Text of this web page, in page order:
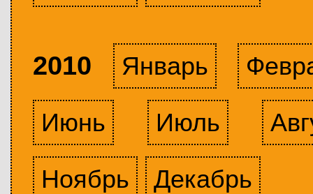
2010 Январь
Июнь
Июль
Ноябрь
Декабрь